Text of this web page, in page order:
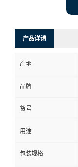
产品详请
产地
品牌
货号
用途
包装规格